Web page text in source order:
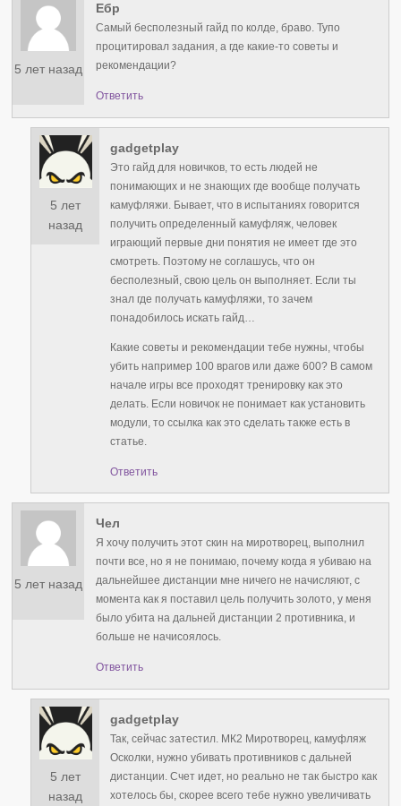
5 лет назад
Ебр
Самый бесполезный гайд по колде, браво. Тупо
процитировал задания, а где какие-то советы и
рекомендации?
Ответить
5 лет
назад
gadgetplay
Это гайд для новичков, то есть людей не
понимающих и не знающих где вообще получать
камуфляжи. Бывает, что в испытаниях говорится
получить определенный камуфляж, человек
играющий первые дни понятия не имеет где это
смотреть. Поэтому не соглашусь, что он
бесполезный, свою цель он выполняет. Если ты
знал где получать камуфляжи, то зачем
понадобилось искать гайд…
Какие советы и рекомендации тебе нужны, чтобы
убить например 100 врагов или даже 600? В самом
начале игры все проходят тренировку как это
делать. Если новичок не понимает как установить
модули, то ссылка как это сделать также есть в
статье.
Ответить
5 лет назад
Чел
Я хочу получить этот скин на миротворец, выполнил
почти все, но я не понимаю, почему когда я убиваю на
дальнейшее дистанции мне ничего не начисляют, с
момента как я поставил цель получить золото, у меня
было убита на дальней дистанции 2 противника, и
больше не начисоялось.
Ответить
5 лет
назад
gadgetplay
Так, сейчас затестил. МК2 Миротворец, камуфляж
Осколки, нужно убивать противников с дальней
дистанции. Счет идет, но реально не так быстро как
хотелось бы, скорее всего тебе нужно увеличивать